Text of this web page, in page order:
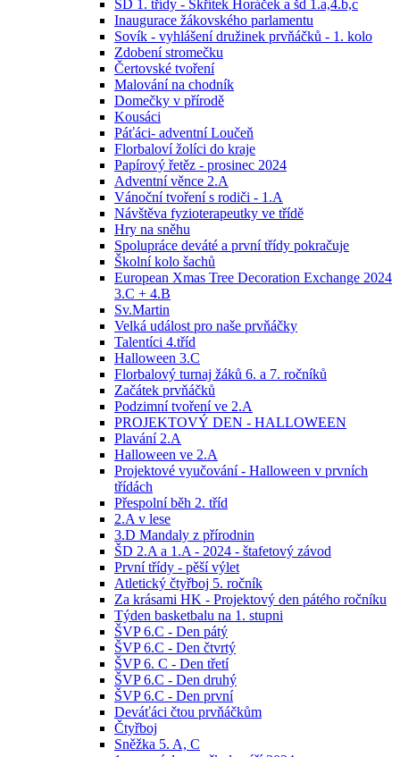
ŠD 1. třídy - Skřítek Horáček a šd 1.a,4.b,c
Inaugurace žákovského parlamentu
Sovík - vyhlášení družinek prvňáčků - 1. kolo
Zdobení stromečku
Čertovské tvoření
Malování na chodník
Domečky v přírodě
Kousáci
Páťáci- adventní Loučeň
Florbaloví žolíci do kraje
Papírový řetěz - prosinec 2024
Adventní věnce 2.A
Vánoční tvoření s rodiči - 1.A
Návštěva fyzioterapeutky ve třídě
Hry na sněhu
Spolupráce deváté a první třídy pokračuje
Školní kolo šachů
European Xmas Tree Decoration Exchange 2024
3.C + 4.B
Sv.Martin
Velká událost pro naše prvňáčky
Talentíci 4.tříd
Halloween 3.C
Florbalový turnaj žáků 6. a 7. ročníků
Začátek prvňáčků
Podzimní tvoření ve 2.A
PROJEKTOVÝ DEN - HALLOWEEN
Plavání 2.A
Halloween ve 2.A
Projektové vyučování - Halloween v prvních
třídách
Přespolní běh 2. tříd
2.A v lese
3.D Mandaly z přírodnin
ŠD 2.A a 1.A - 2024 - štafetový závod
První třídy - pěší výlet
Atletický čtyřboj 5. ročník
Za krásami HK - Projektový den pátého ročníku
Týden basketbalu na 1. stupni
ŠVP 6.C - Den pátý
ŠVP 6.C - Den čtvrtý
ŠVP 6. C - Den třetí
ŠVP 6.C - Den druhý
ŠVP 6.C - Den první
Deváťáci čtou prvňáčkům
Čtyřboj
Sněžka 5. A, C